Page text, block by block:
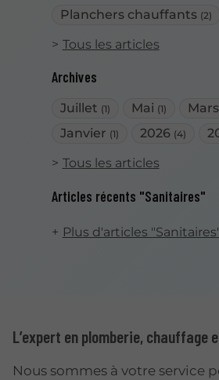
Planchers chauffants (2)
Tous les articles
Archives
Juillet (1) Mai (1) Mars
Janvier (1) 2026 (4)
Tous les articles
Articles récents "Sanitaires"
Plus d'articles
L’expert en plomberie, chauffage
Nous sommes à votre service